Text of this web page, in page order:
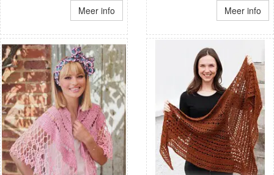
Meer info Meer info